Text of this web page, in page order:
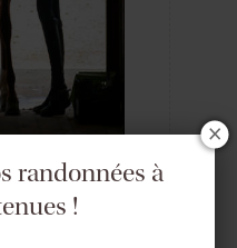
randonnées à
!